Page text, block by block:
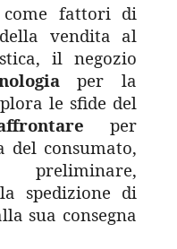
come fattori di
vendita al
il negozio
per la
le sfide del
per
del consumato,
spedizione di
sua consegna